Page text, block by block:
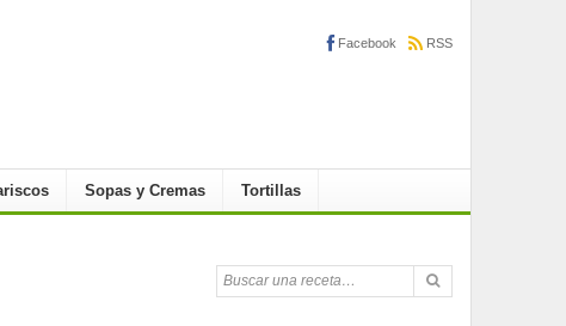
Facebook RSS
Sopas y Cremas Tortillas